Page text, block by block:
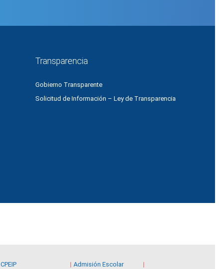
Transparencia
Gobierno Transparente
Solicitud de Información – Ley de Transparencia
CPEIP
Admisión Escolar